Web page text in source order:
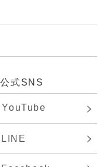
式SNS
YouTube
LINE